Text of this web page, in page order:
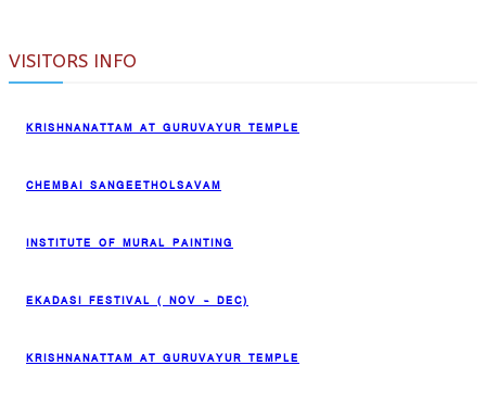
VISITORS INFO
KRISHNANATTAM AT GURUVAYUR TEMPLE
CHEMBAI SANGEETHOLSAVAM
INSTITUTE OF MURAL PAINTING
EKADASI FESTIVAL ( NOV – DEC)
KRISHNANATTAM AT GURUVAYUR TEMPLE